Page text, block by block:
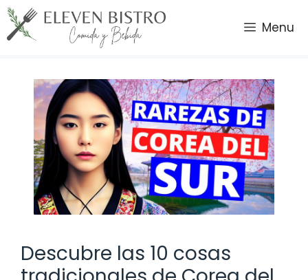
Saltar
al
contenido
Menu
Descubre las 10 cosas